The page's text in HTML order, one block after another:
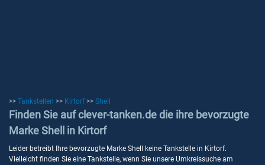
>> Tankstellen >> Kirtorf >> Shell
Finden Sie auf clever-tanken.de die ihre bevorzugte
Marke Shell in Kirtorf
Leider betreibt Ihre bevorzugte Marke Shell keine Tankstelle in Kirtorf.
Vielleicht finden Sie eine Tankstelle, wenn Sie unsere Umkreissuche am